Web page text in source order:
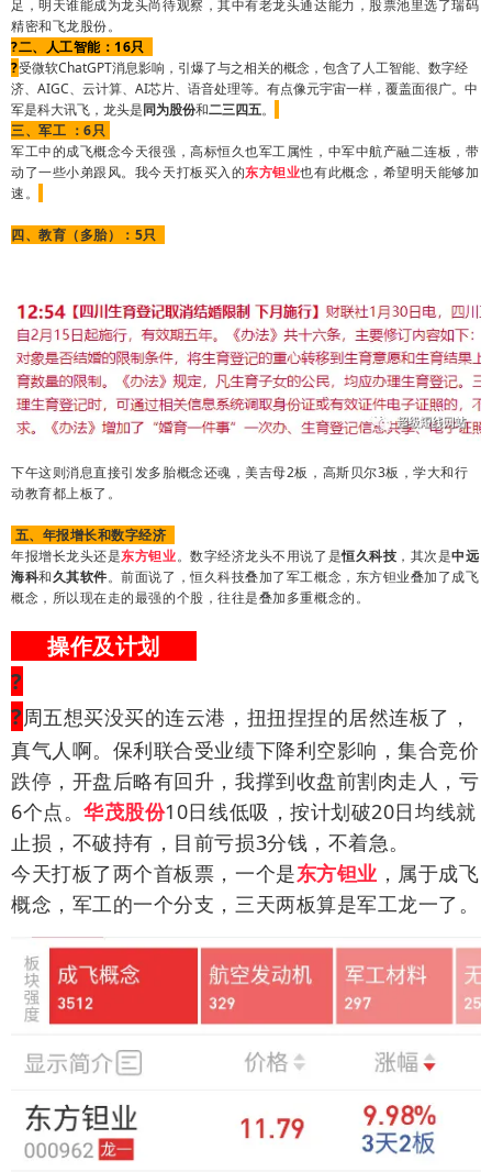
足，明天谁能成为龙头尚待观察，其中有老龙头通达能力，股票池里选了瑞码
精密和飞龙股份。
?二、人工智能：16只
?受微软ChatGPT消息影响，引爆了与之相关的概念，包含了人工智能、数字经
济、AIGC、云计算、AI芯片、语音处理等。有点像元宇宙一样，覆盖面很广。中
军是科大讯飞，龙头是同为股份和二三四五。
三、军工 ：6只
军工中的成飞概念今天很强，高标恒久也军工属性，中军中航产融二连板，带
动了一些小弟跟风。我今天打板买入的东方钽业也有此概念，希望明天能够加
速。
四、教育（多胎）：5只
下午这则消息直接引发多胎概念还魂，美吉母2板，高斯贝尔3板，学大和行
动教育都上板了。
五、年报增长和数字经济
年报增长龙头还是东方钽业。数字经济龙头不用说了是恒久科技 ，其次是中远
海科和久其软件。前面说了，恒久科技叠加了军工概念，东方钽业叠加了成飞
概念，所以现在走的最强的个股，往往是叠加多重概念的。
操作及计划
?
?周五想买没买的连云港，扭扭捏捏的居然连板了，
真气人啊。保利联合受业绩下降利空影响，集合竞价
跌停，开盘后略有回升，我撑到收盘前割肉走人，亏
6个点。华茂股份10日线低吸，按计划破20日均线就
止损，不破持有，目前亏损3分钱，不着急。
今天打板了两个首板票，一个是东方钽业 ，属于成飞
概念，军工的一个分支，三天两板算是军工龙一了。